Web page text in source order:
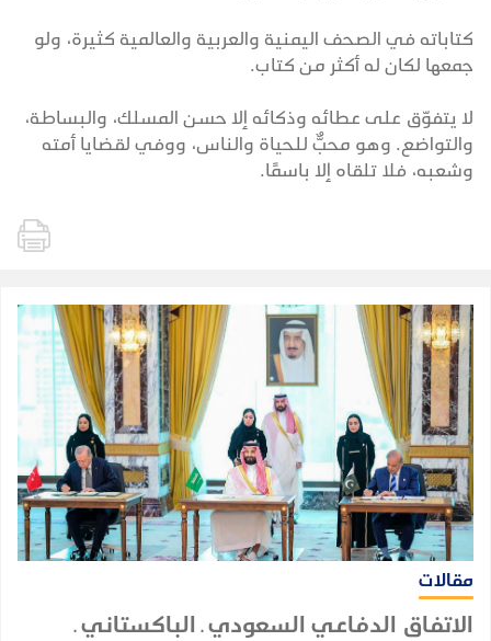
كتاباته في الصحف اليمنية والعربية والعالمية كثيرة، ولو
جمعها لكان له أكثر من كتاب.
لا يتفوّق على عطائه وذكائه إلا حسن المسلك، والبساطة،
والتواضع. وهو محبٌّ للحياة والناس، ووفي لقضايا أمته
وشعبه، فلا تلقاه إلا باسمًا.
مقالات
الاتفاق الدفاعي السعودي ـ الباكستاني ـ